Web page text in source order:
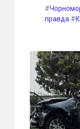
#
правда #